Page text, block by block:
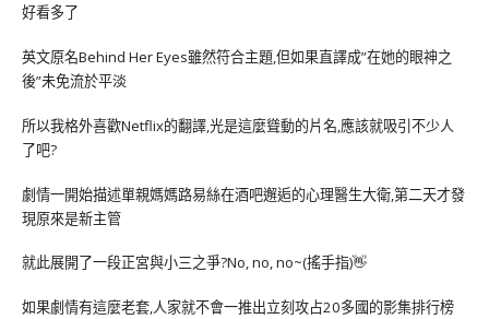
好看多了
英文原名Behind Her Eyes雖然符合主題,但如果直譯成”在她的眼神之
後”未免流於平淡
所以我格外喜歡Netflix的翻譯,光是這麼聳動的片名,應該就吸引不少人
了吧?
劇情一開始描述單親媽媽路易絲在酒吧邂逅的心理醫生大衛,第二天才發
現原來是新主管
就此展開了一段正宮與小三之爭?No, no, no~(搖手指)👋
如果劇情有這麼老套,人家就不會一推出立刻攻占20多國的影集排行榜